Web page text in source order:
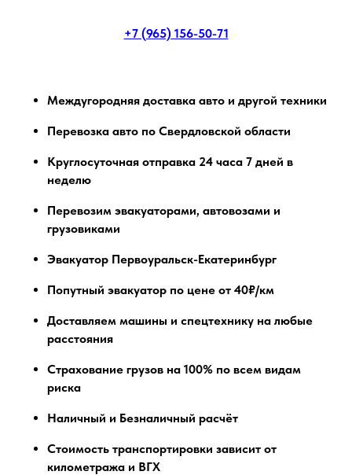
+7 (965) 156-50-71
Междугородняя доставка авто и другой техники
Перевозка авто по Свердловской области
Круглосуточная отправка 24 часа 7 дней в
неделю
Перевозим эвакуаторами, автовозами и
грузовиками
Эвакуатор Первоуральск-Екатеринбург
Попутный эвакуатор по цене от 40₽/км
Доставляем машины и спецтехнику на любые
расстояния
Страхование грузов на 100% по всем видам
риска
Наличный и Безналичный расчёт
Стоимость транспортировки зависит от
километража и ВГХ